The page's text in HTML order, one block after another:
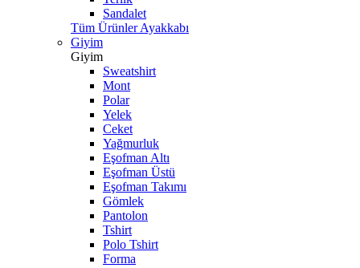
Sandalet
Tüm Ürünler Ayakkabı
Giyim
Giyim
Sweatshirt
Mont
Polar
Yelek
Ceket
Yağmurluk
Eşofman Altı
Eşofman Üstü
Eşofman Takımı
Gömlek
Pantolon
Tshirt
Polo Tshirt
Forma